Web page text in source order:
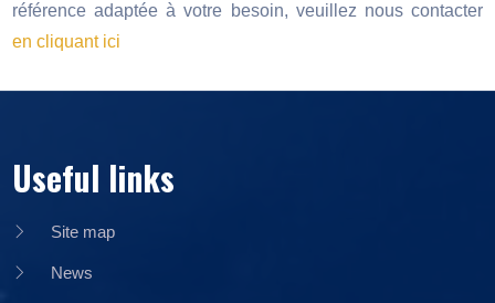
référence adaptée à votre besoin, veuillez nous contacter
en cliquant ici
Useful links
Site map
News